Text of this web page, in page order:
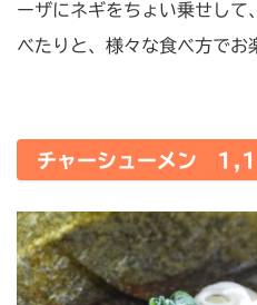
ーザにネギをちょい乗せして
べたりと、様々な食べ方でお
チャーシューメン